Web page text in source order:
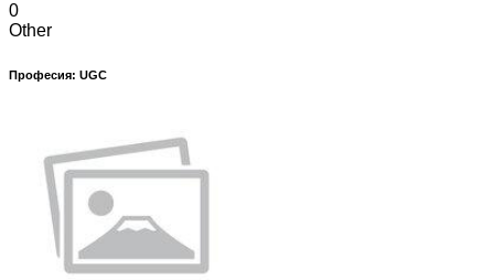
0
Other
Професия: UGC